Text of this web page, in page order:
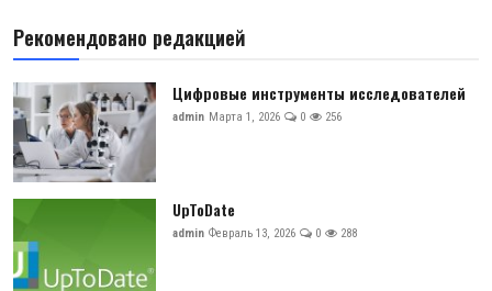
Рекомендовано редакцией
Цифровые инструменты исследователей
admin Марта 1, 2026 0 256
UpToDate
admin Февраль 13, 2026 0 288